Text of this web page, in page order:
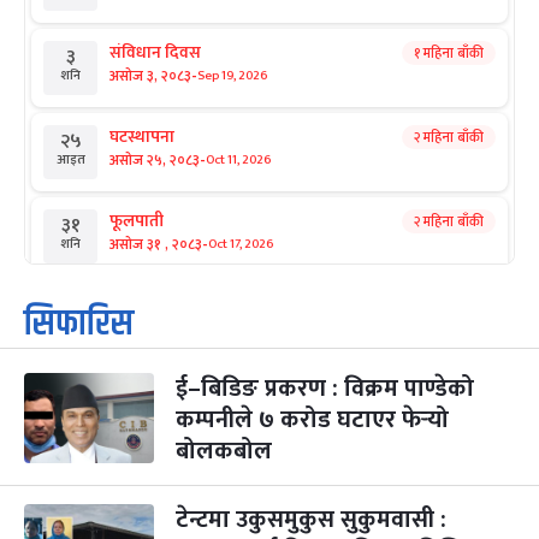
३
शनि
संविधान दिवस
असोज ३, २०८३-Sep 19, 2026
१ महिना बाँकी
२५
आइत
घटस्थापना
असोज २५, २०८३-Oct 11, 2026
२ महिना बाँकी
३१
शनि
फूलपाती
असोज ३१ , २०८३-Oct 17, 2026
२ महिना बाँकी
१
आइत
कार्तिक सङ्क्रान्ति
कार्तिक १, २०८३
३
मंगल
महानवमी
कार्तिक ३, २०८३-Oct 20, 2026
२ महिना बाँकी
४
सिफारिस
ई–बिडिङ प्रकरण : विक्रम पाण्डेको
कम्पनीले ७ करोड घटाएर फेर्‍यो
बोलकबोल
टेन्टमा उकुसमुकुस सुकुमवासी :